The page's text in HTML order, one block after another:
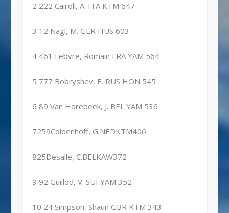
2 222 Cairoli, A. ITA KTM 647
3 12 Nagl, M. GER HUS 603
4 461 Febvre, Romain FRA YAM 564
5 777 Bobryshev, E. RUS HON 545
6 89 Van Horebeek, J. BEL YAM 536
7259Coldenhoff, G.NEDKTM406
825Desalle, C.BELKAW372
9 92 Guillod, V. SUI YAM 352
10 24 Simpson, Shaun GBR KTM 343